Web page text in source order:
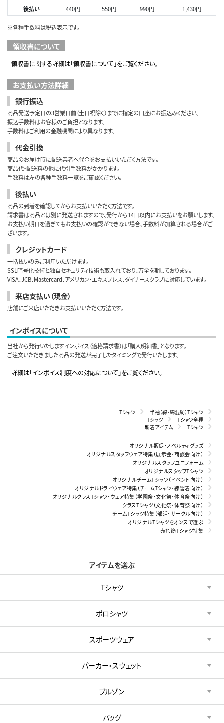
後払い 440円 550円 990円 1,430円
※各種手数料は税込表示です。
領収書について
領収書に関する詳細は「領収書について」をご覧ください。
お支払い方法詳細
銀行振込
商品発送予定日の3営業日前（土日祝除く）までに指定の口座にお振込みください。
振込手数料はお客様のご負担となります。
手数料はご利用の金融機関により異なります。
代金引換
商品のお届け時に配送業者へ代金をお支払いいただく方法です。
商品代・配送料の他に代引手数料がかかります。
手数料は左の各種手数料一覧をご確認ください。
後払い
商品の到着を確認してからお支払いいただく方法です。
請求書は商品とは別に発送されますので、発行から14日以内にお支払いをお願いします。
お支払い期日を過ぎてもお支払いの確認ができない場合、手数料が加算される場合がご
ざいます。
クレジットカード
一括払いのみご利用いただけます。
SSL暗号化技術と独自セキュリティ技術も取入れており、万全を期しております。
VISA、JCB、Mastercard、アメリカン・エキスプレス、ダイナースクラブに対応しています。
来店支払い（現金）
店舗にご来店いただきお支払いいただく方法です。
インボイスについて
当社から発行いたしますインボイス（適格請求書）は「購入明細書」となります。
ご注文いただきました商品の発送が完了したタイミングで発行いたします。
詳細は「インボイス制度への対応について」をご覧ください。
Tシャツ
半袖（綿・綿混紡）Tシャツ
Tシャツ
Tシャツ全種
新着アイテム
Tシャツ
オリジナル販促・ノベルティグッズ
オリジナルスタッフウェア特集（展示会・商談会向け）
オリジナルスタッフユニフォーム
オリジナルスタッフTシャツ
オリジナルチームTシャツ（イベント向け）
オリジナルドライウェア特集（チームTシャツ・練習着向け）
オリジナルクラスTシャツ・ウェア特集（学園祭・文化祭・体育祭向け）
クラスTシャツ（文化祭・体育祭向け）
チームTシャツ特集（部活・サークル向け）
オリジナルTシャツをオンスで選ぶ
売れ筋Tシャツ特集
アイテムを選ぶ
Tシャツ
ポロシャツ
スポーツウェア
パーカー・スウェット
ブルゾン
バッグ